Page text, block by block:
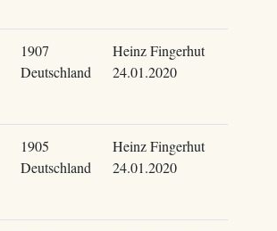
1907
Deutschland
Heinz Fingerhut
24.01.2020
1905
Deutschland
Heinz Fingerhut
24.01.2020